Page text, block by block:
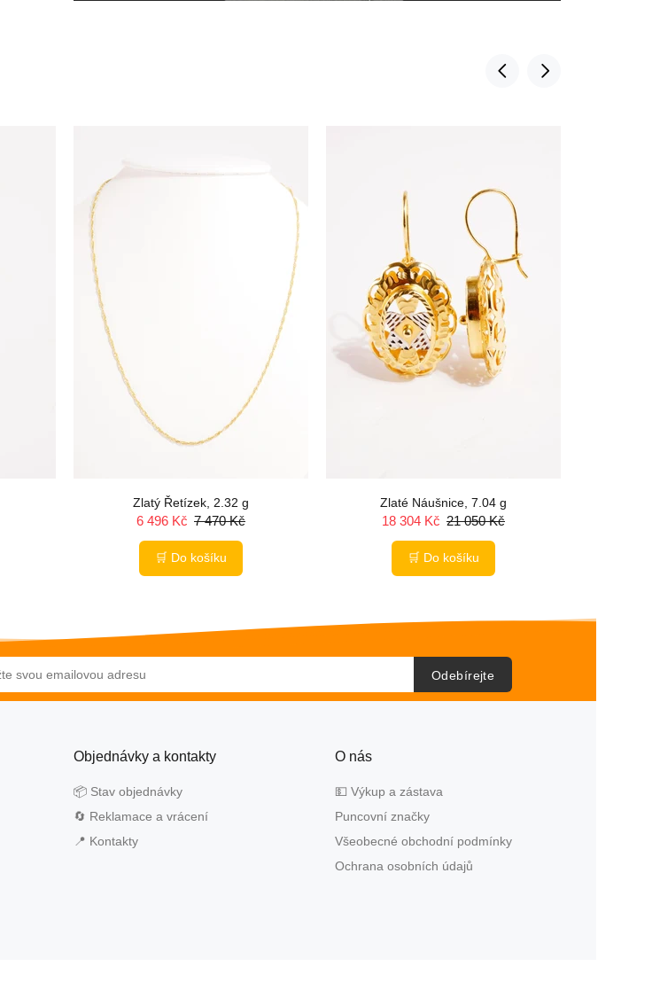
Zlatý Řetízek, 2.32 g
6 496 Kč 7 470 Kč
🛒 Do košíku
Zlaté Náušnice, 7.04 g
18 304 Kč 21 050 Kč
🛒 Do košíku
Odebírejte
Objednávky a kontakty
📦 Stav objednávky
🔄 Reklamace a vrácení
📍 Kontakty
O nás
💵 Výkup a zástava
Puncovní značky
Všeobecné obchodní podmínky
Ochrana osobních údajů